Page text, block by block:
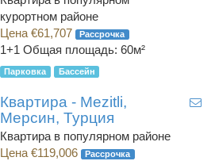
курортном районе
Цена €61,707
Рассрочка
1+1 Общая площадь: 60м²
Парковка Бассейн
Квартира - Mezitli,
Мерсин, Турция
Квартира в популярном районе
Цена €119,006
Рассрочка